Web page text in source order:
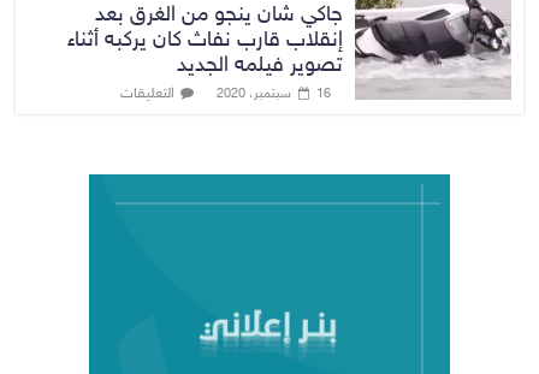
جاكي شان ينجو من الغرق بعد
إنقلاب قارب نفاث كان يركبه أثناء
تصوير فيلمه الجديد
16 سبتمبر، 2020 التعليقات